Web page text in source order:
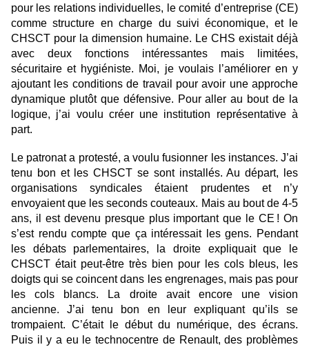
pour les relations individuelles, le comité d’entreprise (CE)
comme structure en charge du suivi économique, et le
CHSCT pour la dimension humaine. Le CHS existait déjà
avec deux fonctions intéressantes mais limitées,
sécuritaire et hygiéniste. Moi, je voulais l’améliorer en y
ajoutant les conditions de travail pour avoir une approche
dynamique plutôt que défensive. Pour aller au bout de la
logique, j’ai voulu créer une institution représentative à
part.
Le patronat a protesté, a voulu fusionner les instances. J’ai
tenu bon et les CHSCT se sont installés. Au départ, les
organisations syndicales étaient prudentes et n’y
envoyaient que les seconds couteaux. Mais au bout de 4-5
ans, il est devenu presque plus important que le CE ! On
s’est rendu compte que ça intéressait les gens. Pendant
les débats parlementaires, la droite expliquait que le
CHSCT était peut-être très bien pour les cols bleus, les
doigts qui se coincent dans les engrenages, mais pas pour
les cols blancs. La droite avait encore une vision
ancienne. J’ai tenu bon en leur expliquant qu’ils se
trompaient. C’était le début du numérique, des écrans.
Puis il y a eu le technocentre de Renault, des problèmes